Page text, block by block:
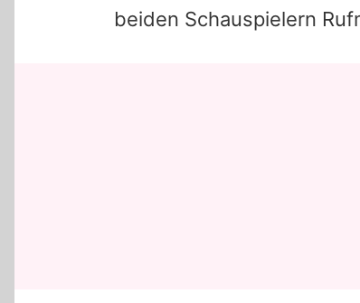
beiden Schauspielern